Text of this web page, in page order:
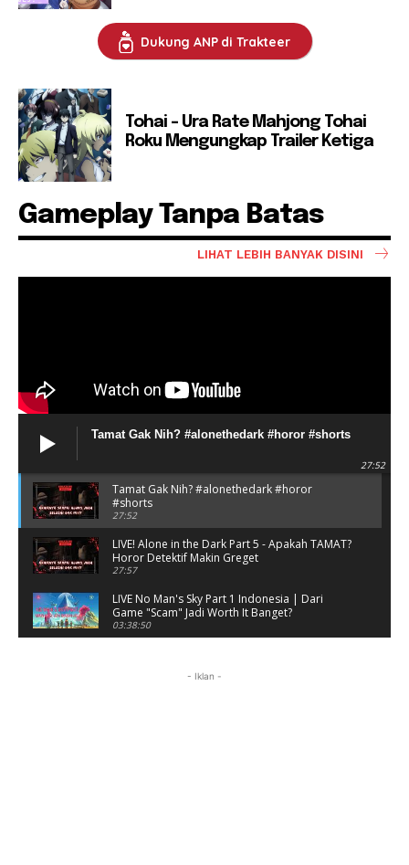
Dukung ANP di Trakteer
Tohai – Ura Rate Mahjong Tohai
Roku Mengungkap Trailer Ketiga
Gameplay Tanpa Batas
LIHAT LEBIH BANYAK DISINI
Tamat Gak Nih? #alonethedark #horor #shorts
27:52
Tamat Gak Nih? #alonethedark #horor
#shorts
27:52
LIVE! Alone in the Dark Part 5 - Apakah TAMAT?
Horor Detektif Makin Greget
27:57
LIVE No Man's Sky Part 1 Indonesia | Dari
Game "Scam" Jadi Worth It Banget?
03:38:50
- Iklan -